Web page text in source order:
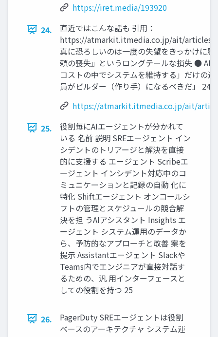
https://iret.media/193920
24.
直近ではこんな話も 引用：
https://atmarkit.itmedia.co.jp/ait/articles/
真に恐ろしいのは一度の失望をきっかけに
頼の喪失』というロングテールな損失 ● AI
コストの中でシステムを維持する」だけの
員がビルダー（作り手）になるべきだ」 24
https://atmarkit.itmedia.co.jp/ait/
25.
役割毎にAIエージェントが分かれて
いる 名前 説明 SREエージェント イン
シデントのトリアージと解決を直接
的に支援する エージェント Scribeエ
ージェント インシデント対応中のコ
ミュニケーションと記録の自動 化に
特化 Shiftエージェント オンコールシ
フトの管理とスケジュールの競合解
決を担 うAIアシスタント Insights エ
ージェント システム運用のデータか
ら、予防的なアプローチと改善 案を
提示 Assistantエージェント Slackや
Teams内でエンジニアが直接対話す
るための、汎 用インターフェースと
しての役割を持つ 25
26.
PagerDuty SREエージェントは役割
ベースのアーキテクチャ システム運